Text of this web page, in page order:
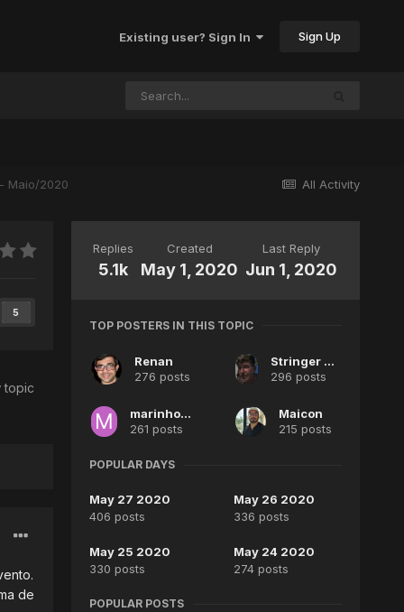
Existing user? Sign In Sign Up
All Activity
Maio/2020
5
topic
de
Replies
5.1k
Created
May 1, 2020
Last Reply
Jun 1, 2020
TOP POSTERS IN THIS TOPIC
Renan
276 posts
Stringer Elowen
296 posts
marinhonani
261 posts
Maicon
215 posts
POPULAR DAYS
May 27 2020
406 posts
May 26 2020
336 posts
May 25 2020
330 posts
May 24 2020
274 posts
POPULAR POSTS